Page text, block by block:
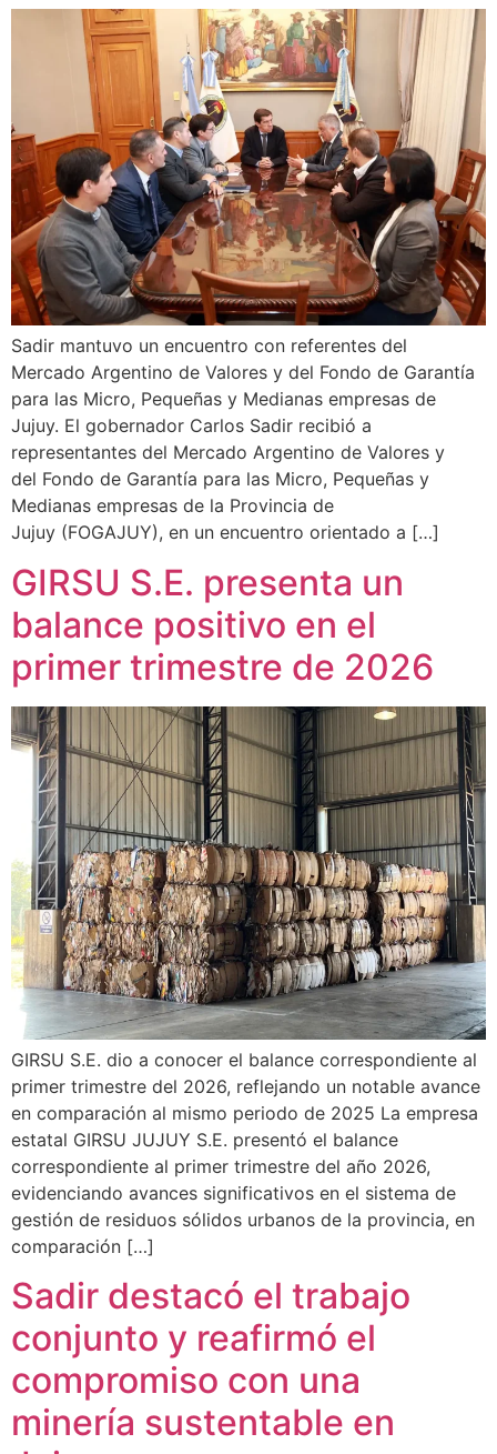
Sadir mantuvo un encuentro con referentes del
Mercado Argentino de Valores y del Fondo de Garantía
para las Micro, Pequeñas y Medianas empresas de
Jujuy. El gobernador Carlos Sadir recibió a
representantes del Mercado Argentino de Valores y
del Fondo de Garantía para las Micro, Pequeñas y
Medianas empresas de la Provincia de
Jujuy (FOGAJUY), en un encuentro orientado a […]
GIRSU S.E. presenta un
balance positivo en el
primer trimestre de 2026
GIRSU S.E. dio a conocer el balance correspondiente al
primer trimestre del 2026, reflejando un notable avance
en comparación al mismo periodo de 2025 La empresa
estatal GIRSU JUJUY S.E. presentó el balance
correspondiente al primer trimestre del año 2026,
evidenciando avances significativos en el sistema de
gestión de residuos sólidos urbanos de la provincia, en
comparación […]
Sadir destacó el trabajo
conjunto y reafirmó el
compromiso con una
minería sustentable en